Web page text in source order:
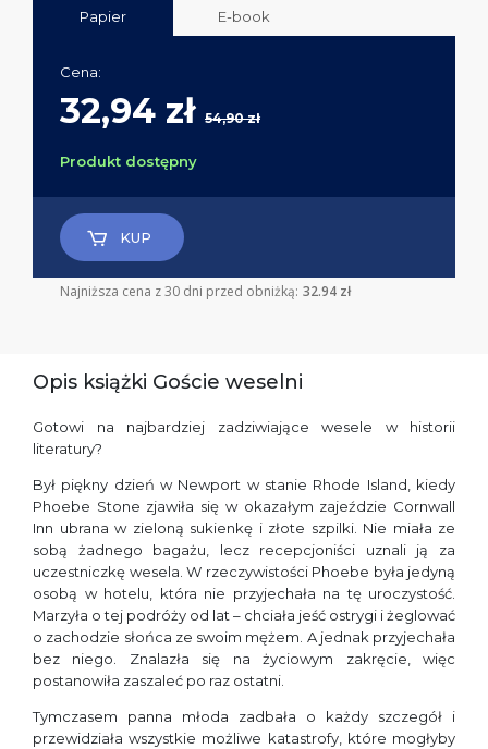
Papier E-book
Cena:
32,94 zł 54,90 zł
Produkt dostępny
KUP
Najniższa cena z 30 dni przed obniżką: 32.94 zł
Opis książki Goście weselni
Gotowi na najbardziej zadziwiające wesele w historii
literatury?
Był piękny dzień w Newport w stanie Rhode Island, kiedy
Phoebe Stone zjawiła się w okazałym zajeździe Cornwall
Inn ubrana w zieloną sukienkę i złote szpilki. Nie miała ze
sobą żadnego bagażu, lecz recepcjoniści uznali ją za
uczestniczkę wesela. W rzeczywistości Phoebe była jedyną
osobą w hotelu, która nie przyjechała na tę uroczystość.
Marzyła o tej podróży od lat – chciała jeść ostrygi i żeglować
o zachodzie słońca ze swoim mężem. A jednak przyjechała
bez niego. Znalazła się na życiowym zakręcie, więc
postanowiła zaszaleć po raz ostatni.
Tymczasem panna młoda zadbała o każdy szczegół i
przewidziała wszystkie możliwe katastrofy, które mogłyby